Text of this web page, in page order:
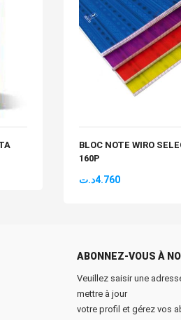
BLOC NOTE WIRO
160P
4.760د.ت
ABONNEZ-VOUS À
Veuillez saisir une
mettre à jour
votre profil et gérez vos